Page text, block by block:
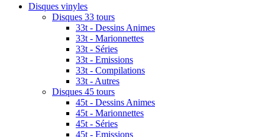
Disques vinyles
Disques 33 tours
33t - Dessins Animes
33t - Marionnettes
33t - Séries
33t - Emissions
33t - Compilations
33t - Autres
Disques 45 tours
45t - Dessins Animes
45t - Marionnettes
45t - Séries
45t - Emissions